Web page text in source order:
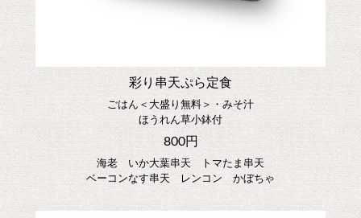
彩り串天ぷら定食
ごはん＜大盛り無料＞・みそ汁
ほうれん草小鉢付
800円
海老 いか大葉串天 トマたま串天
ベーコンなす串天 レンコン かぼちゃ